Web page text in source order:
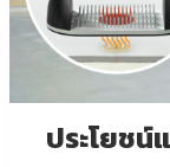
ประโยช